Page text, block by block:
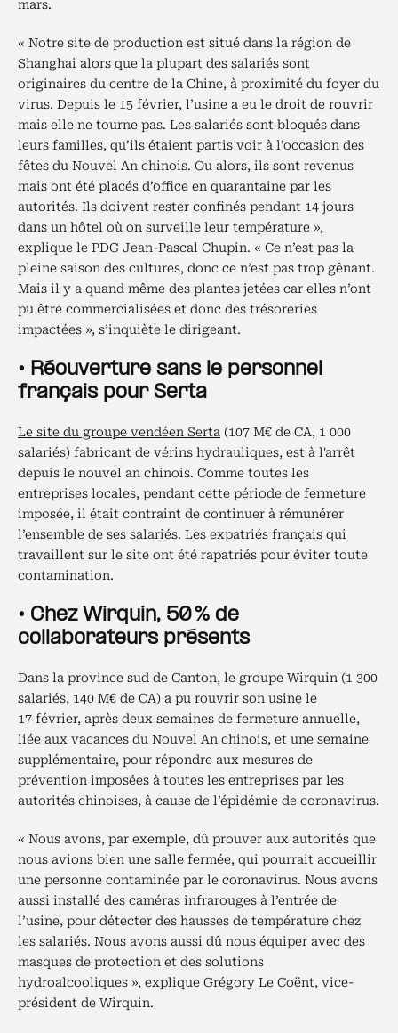
mars.
« Notre site de production est situé dans la région de
Shanghai alors que la plupart des salariés sont
originaires du centre de la Chine, à proximité du foyer du
virus. Depuis le 15 février, l’usine a eu le droit de rouvrir
mais elle ne tourne pas. Les salariés sont bloqués dans
leurs familles, qu’ils étaient partis voir à l’occasion des
fêtes du Nouvel An chinois. Ou alors, ils sont revenus
mais ont été placés d’office en quarantaine par les
autorités. Ils doivent rester confinés pendant 14 jours
dans un hôtel où on surveille leur température »,
explique le PDG Jean-Pascal Chupin. « Ce n’est pas la
pleine saison des cultures, donc ce n’est pas trop gênant.
Mais il y a quand même des plantes jetées car elles n’ont
pu être commercialisées et donc des trésoreries
impactées », s’inquiète le dirigeant.
• Réouverture sans le personnel
français pour Serta
Le site du groupe vendéen Serta (107 M€ de CA, 1 000
salariés) fabricant de vérins hydrauliques, est à l'arrêt
depuis le nouvel an chinois. Comme toutes les
entreprises locales, pendant cette période de fermeture
imposée, il était contraint de continuer à rémunérer
l’ensemble de ses salariés. Les expatriés français qui
travaillent sur le site ont été rapatriés pour éviter toute
contamination.
• Chez Wirquin, 50 % de
collaborateurs présents
Dans la province sud de Canton, le groupe Wirquin (1 300
salariés, 140 M€ de CA) a pu rouvrir son usine le
17 février, après deux semaines de fermeture annuelle,
liée aux vacances du Nouvel An chinois, et une semaine
supplémentaire, pour répondre aux mesures de
prévention imposées à toutes les entreprises par les
autorités chinoises, à cause de l’épidémie de coronavirus.
« Nous avons, par exemple, dû prouver aux autorités que
nous avions bien une salle fermée, qui pourrait accueillir
une personne contaminée par le coronavirus. Nous avons
aussi installé des caméras infrarouges à l’entrée de
l’usine, pour détecter des hausses de température chez
les salariés. Nous avons aussi dû nous équiper avec des
masques de protection et des solutions
hydroalcooliques », explique Grégory Le Coënt, vice-
président de Wirquin.